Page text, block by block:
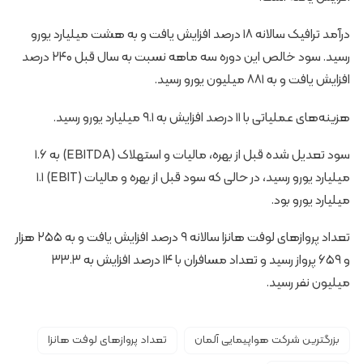
درآمد ترافیک سالانه ۱۸ درصد افزایش یافت و به هشت میلیارد یورو
رسید. سود خالص این دوره سه ماهه نسبت به سال قبل ۲۴۰ درصد
افزایش یافت و به ۸۸۱ میلیون یورو رسید.
هزینه‌های عملیاتی با ۱۱ درصد افزایش به ۹.۱ میلیارد یورو رسید.
سود تعدیل شده قبل از بهره، مالیات و استهلاک (EBITDA) به ۱.۶
میلیارد یورو رسید، در حالی که سود قبل از بهره و مالیات (EBIT) ۱.۱
میلیارد یورو بود.
تعداد پروازهای لوفت هانزا سالانه ۹ درصد افزایش یافت و به ۲۵۵ هزار
و ۶۵۹ پرواز رسید و تعداد مسافران با ۱۴ درصد افزایش به ۳۳.۳
میلیون نفر رسید.
بزرگترین شرکت هواپیمایی آلمان
تعداد پروازهای لوفت هانزا